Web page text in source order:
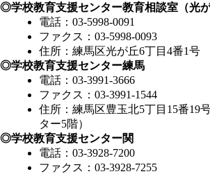
◎学校教育支援センター教育相談室（光が
電話：03-5998-0091
ファクス：03-5998-0093
住所：練馬区光が丘6丁目4番1号
◎学校教育支援センター練馬
電話：03-3991-3666
ファクス：03-3991-1544
住所：練馬区豊玉北5丁目15番19
ター5階）
◎学校教育支援センター関
電話：03-3928-7200
ファクス：03-3928-7255